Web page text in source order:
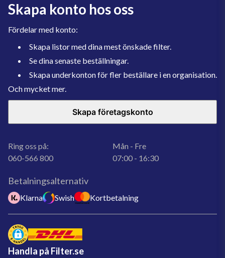
Skapa konto hos oss
Fördelar med konto:
Skapa listor med dina mest önskade filter.
Se dina senaste beställningar.
Skapa underkonton för fler beställare i en organisation.
Och mycket mer.
Skapa företagskonto
Ring oss på:
060-566 800
Mån - Fre
07:00 - 16:30
Betalningsalternativ
Klarna Swish Kortbetalning
Handla på Filter.se